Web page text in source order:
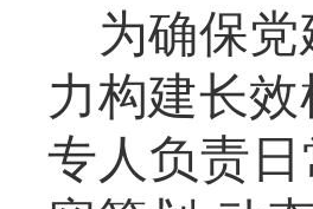
为确保
力构建长
专人负责